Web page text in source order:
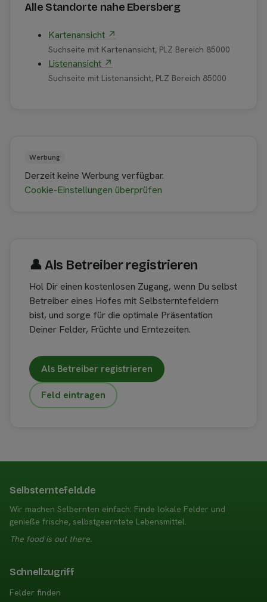
Alle Standorte nahe Ebersberg
Kartenansicht ↗
Suchseite mit Kartenansicht, PLZ Bereich 85000
Listenansicht ↗
Suchseite mit Listenansicht, PLZ Bereich 85000
Werbung
Derzeit keine Werbung verfügbar.
Cookie-Einstellungen überprüfen
👤︎ Als Betreiber registrieren
Hol Dir einen kostenlosen Zugang, wenn Du selbst
Betreiber eines Hofes mit Selbsterntefeldern
bist, und sorge für die optimale Präsentation
Deiner Felder, Früchte und Erntezeiten.
Als Betreiber registrieren
Feld eintragen
Selbsterntefeld.de
Wir machen Selbernten einfach: Finde lokale Felder und
genieße frische, selbstgeerntete Lebensmittel.
The food is out there.
Schnellzugriff
Felder finden